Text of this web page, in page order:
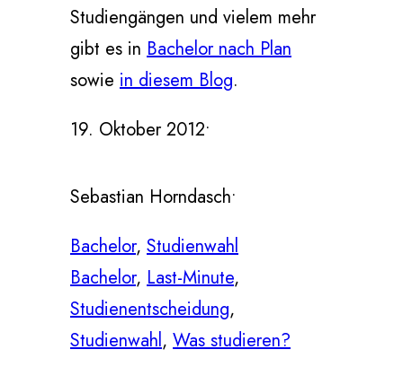
Studiengängen und vielem mehr
gibt es in Bachelor nach Plan
sowie in diesem Blog.
19. Oktober 2012•
Sebastian Horndasch•
Bachelor, Studienwahl
Bachelor, Last-Minute
Studienentscheidung
Studienwahl, Was studieren?